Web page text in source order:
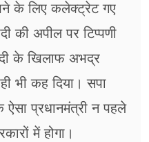
के लिए कलेक्ट्रेट गए
की अपील पर टिप्पणी
के खिलाफ अभद्र
भी कह दिया। सपा
प्रधानमंत्री न पहले
में होगा।